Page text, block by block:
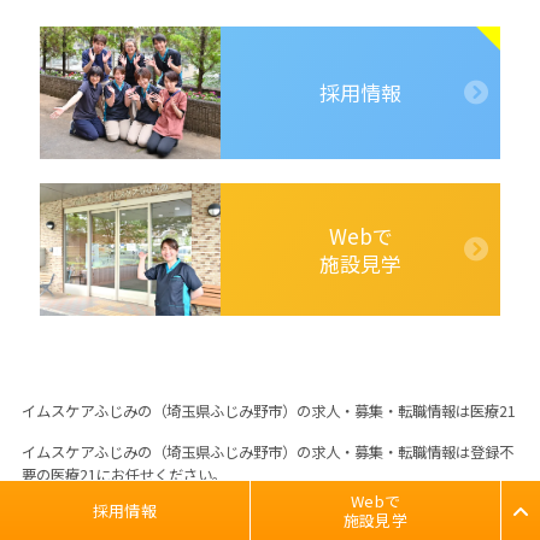
採用情報
Webで
施設見学
採用情報
Webで
施設見学
イムスケアふじみの（埼玉県ふじみ野市）の求人・募集・転職情報は医療21
イムスケアふじみの（埼玉県ふじみ野市）の求人・募集・転職情報は登録不
要の医療21にお任せください。
医療21は医療従事者専門の求人サイトで、看護師を含むイムスケアふじみの
（埼玉県ふじみ野市）の医療スタッフ求人情報を多数掲載しております。
採用情報
Webで
施設見学